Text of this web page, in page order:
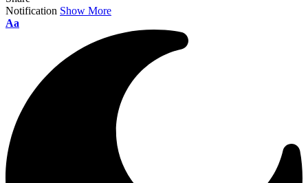
Notification Show More
Aa